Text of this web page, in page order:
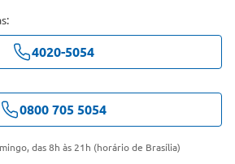
4020-5054
0800 705 5054
das 8h às 21h (horário de Brasília)